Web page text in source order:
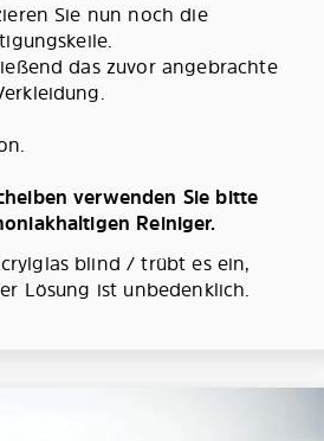
Sie nun noch die
das zuvor angebrachte
verwenden Sie bitte
Reiniger.
blind / trübt es ein,
Lösung ist unbedenklich.